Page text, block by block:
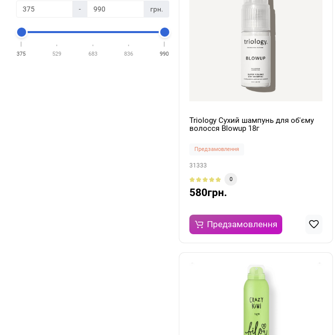
- грн.
375 529 683 836 990
Triology Сухий шампунь для об'єму
волосся Blowup 18г
Предзамовлення
31333
0
580грн.
Предзамовлення